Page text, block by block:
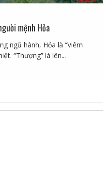
mệnh Hỏa
ngũ hành, Hỏa là “Viêm
“Thượng” là lên...